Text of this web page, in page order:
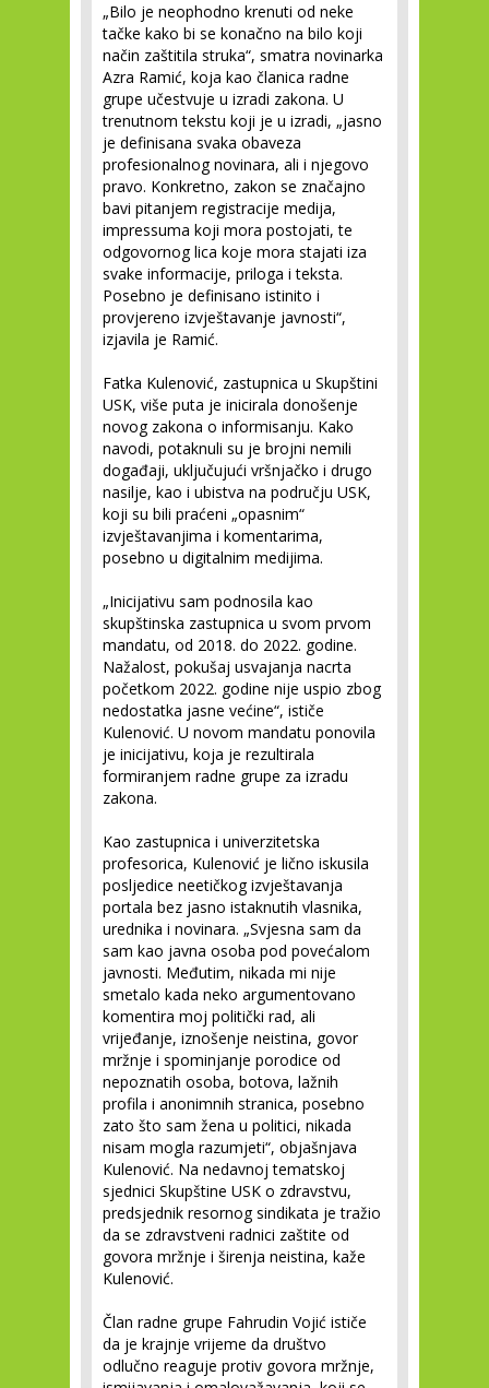
„Bilo je neophodno krenuti od neke
tačke kako bi se konačno na bilo koji
način zaštitila struka“, smatra novinarka
Azra Ramić, koja kao članica radne
grupe učestvuje u izradi zakona. U
trenutnom tekstu koji je u izradi, „jasno
je definisana svaka obaveza
profesionalnog novinara, ali i njegovo
pravo. Konkretno, zakon se značajno
bavi pitanjem registracije medija,
impressuma koji mora postojati, te
odgovornog lica koje mora stajati iza
svake informacije, priloga i teksta.
Posebno je definisano istinito i
provjereno izvještavanje javnosti“,
izjavila je Ramić.
Fatka Kulenović, zastupnica u Skupštini
USK, više puta je inicirala donošenje
novog zakona o informisanju. Kako
navodi, potaknuli su je brojni nemili
događaji, uključujući vršnjačko i drugo
nasilje, kao i ubistva na području USK,
koji su bili praćeni „opasnim“
izvještavanjima i komentarima,
posebno u digitalnim medijima.
„Inicijativu sam podnosila kao
skupštinska zastupnica u svom prvom
mandatu, od 2018. do 2022. godine.
Nažalost, pokušaj usvajanja nacrta
početkom 2022. godine nije uspio zbog
nedostatka jasne većine“, ističe
Kulenović. U novom mandatu ponovila
je inicijativu, koja je rezultirala
formiranjem radne grupe za izradu
zakona.
Kao zastupnica i univerzitetska
profesorica, Kulenović je lično iskusila
posljedice neetičkog izvještavanja
portala bez jasno istaknutih vlasnika,
urednika i novinara. „Svjesna sam da
sam kao javna osoba pod povećalom
javnosti. Međutim, nikada mi nije
smetalo kada neko argumentovano
komentira moj politički rad, ali
vrijeđanje, iznošenje neistina, govor
mržnje i spominjanje porodice od
nepoznatih osoba, botova, lažnih
profila i anonimnih stranica, posebno
zato što sam žena u politici, nikada
nisam mogla razumjeti“, objašnjava
Kulenović. Na nedavnoj tematskoj
sjednici Skupštine USK o zdravstvu,
predsjednik resornog sindikata je tražio
da se zdravstveni radnici zaštite od
govora mržnje i širenja neistina, kaže
Kulenović.
Član radne grupe Fahrudin Vojić ističe
da je krajnje vrijeme da društvo
odlučno reaguje protiv govora mržnje,